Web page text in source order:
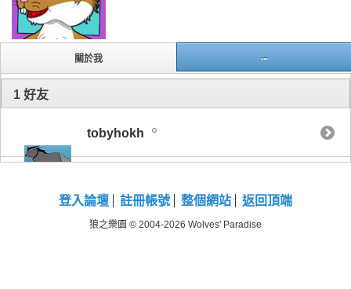
關於我 ...
1 好友
tobyhokh
登入論壇 註冊帳號 整個網站 返回頂端
狼之樂園 © 2004-2026 Wolves' Paradise